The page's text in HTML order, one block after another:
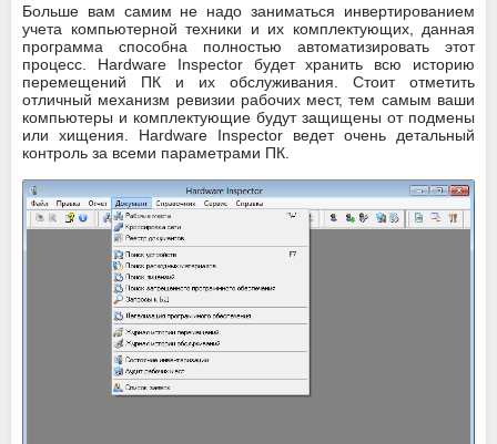
Больше вам самим не надо заниматься инвертированием
учета компьютерной техники и их комплектующих, данная
программа способна полностью автоматизировать этот
процесс. Hardware Inspector будет хранить всю историю
перемещений ПК и их обслуживания. Стоит отметить
отличный механизм ревизии рабочих мест, тем самым ваши
компьютеры и комплектующие будут защищены от подмены
или хищения. Hardware Inspector ведет очень детальный
контроль за всеми параметрами ПК.